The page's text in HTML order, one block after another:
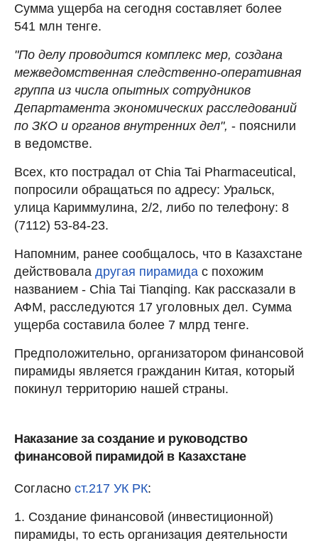
Сумма ущерба на сегодня составляет более
541 млн тенге.
"По делу проводится комплекс мер, создана
межведомственная следственно-оперативная
группа из числа опытных сотрудников
Департамента экономических расследований
по ЗКО и органов внутренних дел", - пояснили
в ведомстве.
Всех, кто пострадал от Chia Tai Pharmaceutical,
попросили обращаться по адресу: Уральск,
улица Кариммулина, 2/2, либо по телефону: 8
(7112) 53-84-23.
Напомним, ранее сообщалось, что в Казахстане
действовала другая пирамида с похожим
названием - Chia Tai Tianqing. Как рассказали в
АФМ, расследуются 17 уголовных дел. Сумма
ущерба составила более 7 млрд тенге.
Предположительно, организатором финансовой
пирамиды является гражданин Китая, который
покинул территорию нашей страны.
Наказание за создание и руководство
финансовой пирамидой в Казахстане
Согласно ст.217 УК РК:
1. Создание финансовой (инвестиционной)
пирамиды, то есть организация деятельности